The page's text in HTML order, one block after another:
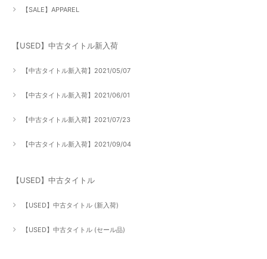
【SALE】APPAREL
【USED】中古タイトル新入荷
【中古タイトル新入荷】2021/05/07
【中古タイトル新入荷】2021/06/01
【中古タイトル新入荷】2021/07/23
【中古タイトル新入荷】2021/09/04
【USED】中古タイトル
【USED】中古タイトル (新入荷)
【USED】中古タイトル (セール品)